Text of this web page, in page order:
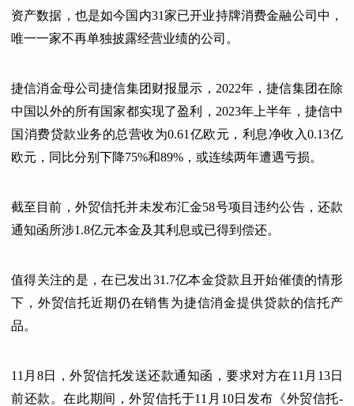
资产数据，也是如今国内31家已开业持牌消费金融公司中，
唯一一家不再单独披露经营业绩的公司。
捷信消金母公司捷信集团财报显示，2022年，捷信集团在除
中国以外的所有国家都实现了盈利，2023年上半年，捷信中
国消费贷款业务的总营收为0.61亿欧元，利息净收入0.13亿
欧元，同比分别下降75%和89%，或连续两年遭遇亏损。
截至目前，外贸信托并未发布汇金58号项目违约公告，还款
通知函所涉1.8亿元本金及其利息或已得到偿还。
值得关注的是，在已发出31.7亿本金贷款且开始催债的情形
下，外贸信托近期仍在销售为捷信消金提供贷款的信托产
品。
11月8日，外贸信托发送还款通知函，要求对方在11月13日
前还款。在此期间，外贸信托于11月10日发布《外贸信托-